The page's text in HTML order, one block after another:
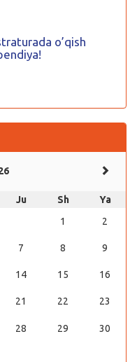
o’qish
Ju Sh
Ya
1
2
7 8 9
14 15 16
21 22 23
28 29 30